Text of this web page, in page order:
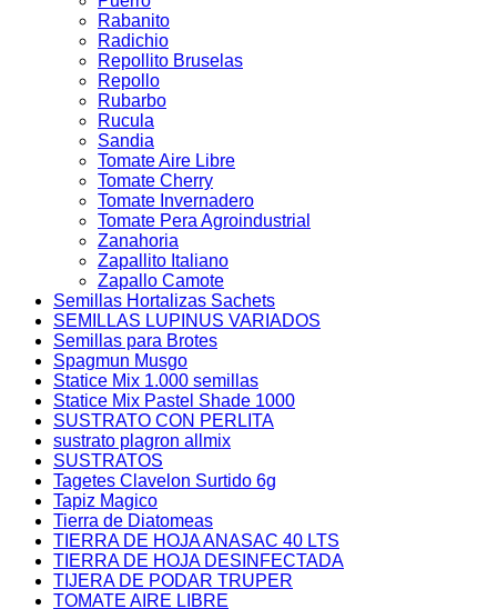
Rabanito
Radichio
Repollito Bruselas
Repollo
Rubarbo
Rucula
Sandia
Tomate Aire Libre
Tomate Cherry
Tomate Invernadero
Tomate Pera Agroindustrial
Zanahoria
Zapallito Italiano
Zapallo Camote
Semillas Hortalizas Sachets
SEMILLAS LUPINUS VARIADOS
Semillas para Brotes
Spagmun Musgo
Statice Mix 1.000 semillas
Statice Mix Pastel Shade 1000
SUSTRATO CON PERLITA
sustrato plagron allmix
SUSTRATOS
Tagetes Clavelon Surtido 6g
Tapiz Magico
Tierra de Diatomeas
TIERRA DE HOJA ANASAC 40 LTS
TIERRA DE HOJA DESINFECTADA
TIJERA DE PODAR TRUPER
TOMATE AIRE LIBRE